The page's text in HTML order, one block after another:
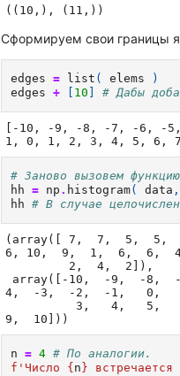
((10,), (11,))
Сформируем свои границы
edges = list ( elems
)
edges
+ 10 # Дабы
[-10, -9, -8, -7, -6, -
1, 0, 1, 2, 3, 4, 5, 6,
# Заново вызовем
hh
= np . histogram( data ,
hh
# В случае
(array([ 7,  7,  5,  5,
6, 10,  9,  1,  6,  6,
4,  -3,  -2,  -1,   0,
9,  10]))
n = 4 # По аналогии.
f 'Число { n }